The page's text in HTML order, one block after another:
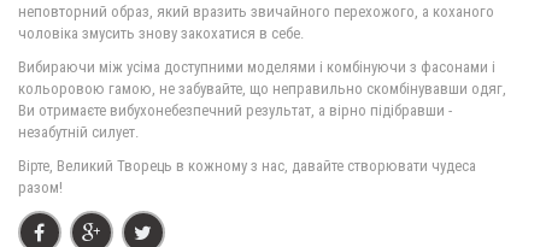
720.00грн.
неповторний образ, який вразить звичайного перехожого, а коханого
чоловіка змусить знову закохатися в себе.
Вибираючи між усіма доступними моделями і комбінуючи з фасонами і
кольоровою гамою, не забувайте, що неправильно скомбінувавши одяг,
Ви отримаєте вибухонебезпечний результат, а вірно підібравши -
незабутній силует.
Вірте, Великий Творець в кожному з нас, давайте створювати чудеса
разом!